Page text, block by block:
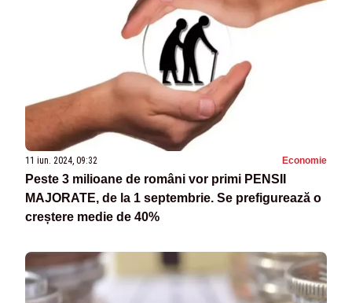
11 iun. 2024, 09:32 Economie
Peste 3 milioane de români vor primi PENSII
MAJORATE, de la 1 septembrie. Se prefigurează o
creștere medie de 40%